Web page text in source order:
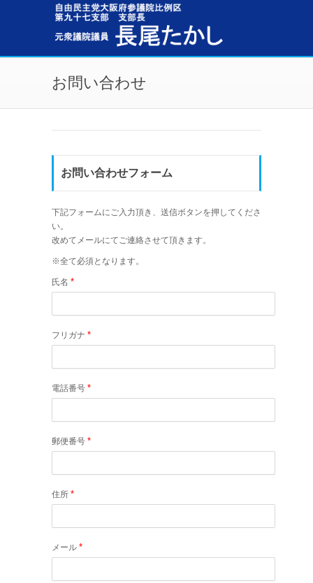
メインコンテンツに移動
お問い合わせ
お問い合わせフォーム
下記フォームにご入力頂き、送信ボタンを押してくださ
い。
改めてメールにてご連絡させて頂きます。
※全て必須となります。
氏名 *
フリガナ *
電話番号 *
郵便番号 *
住所 *
メール *